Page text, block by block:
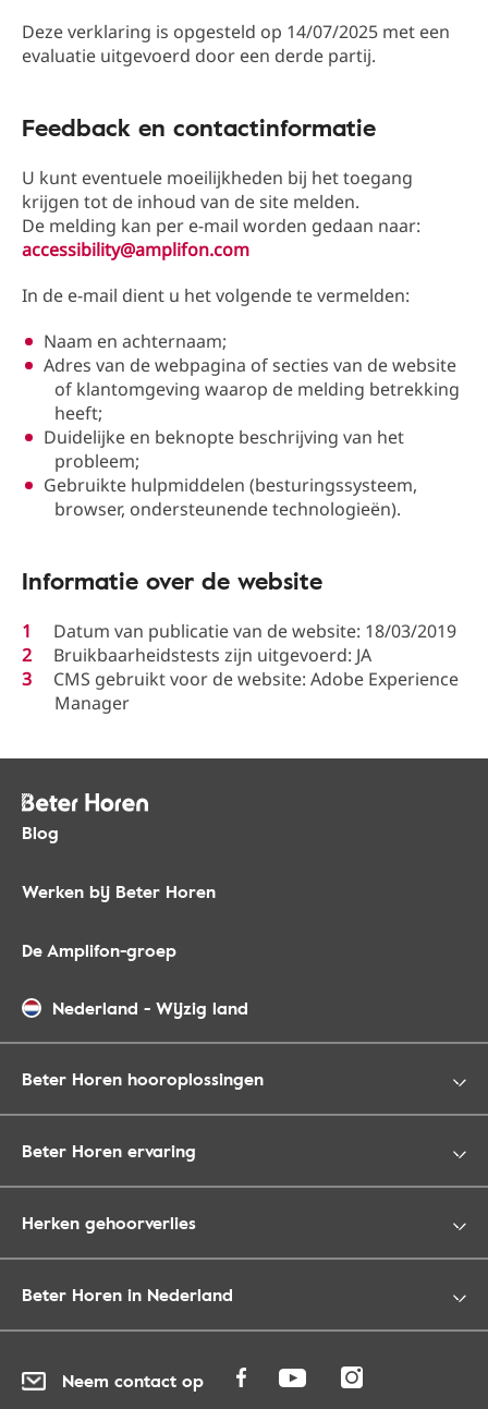
Deze verklaring is opgesteld op 14/07/2025 met een
evaluatie uitgevoerd door een derde partij.
Feedback en contactinformatie
U kunt eventuele moeilijkheden bij het toegang
krijgen tot de inhoud van de site melden.
De melding kan per e-mail worden gedaan naar:
accessibility@amplifon.com
In de e-mail dient u het volgende te vermelden:
Naam en achternaam;
Adres van de webpagina of secties van de website
of klantomgeving waarop de melding betrekking
heeft;
Duidelijke en beknopte beschrijving van het
probleem;
Gebruikte hulpmiddelen (besturingssysteem,
browser, ondersteunende technologieën).
Informatie over de website
Datum van publicatie van de website: 18/03/2019
Bruikbaarheidstests zijn uitgevoerd: JA
CMS gebruikt voor de website: Adobe Experience
Manager
Blog
Werken bij Beter Horen
De Amplifon-groep
Nederland - Wijzig land
Beter Horen hooroplossingen
Beter Horen ervaring
Herken gehoorverlies
Beter Horen in Nederland
Neem contact op